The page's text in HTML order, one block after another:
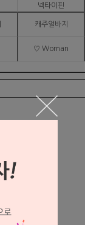
넥타이핀
캐주얼바지
♡ Woman